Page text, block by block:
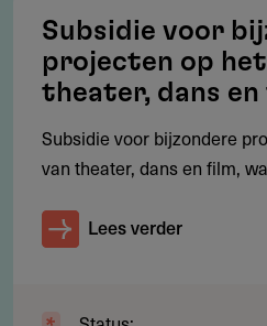
Minimaal drie partners uit
Creative Europe-landen
gepresenteerd in minimaal
straattheater of poppenspel
Subsidie voor
projecten op
theater, dans en
Subsidie voor bijzondere
van theater, dans en film,
Lees verder